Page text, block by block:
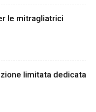
le mitragliatrici
limitata dedicata